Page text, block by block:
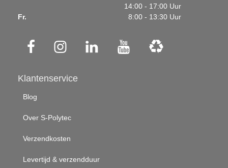
14:00 - 17:00 Uur
Fr.
8:00 - 13:30 Uur
Klantenservice
Blog
Over S-Polytec
Verzendkosten
Levertijd & verzendduur